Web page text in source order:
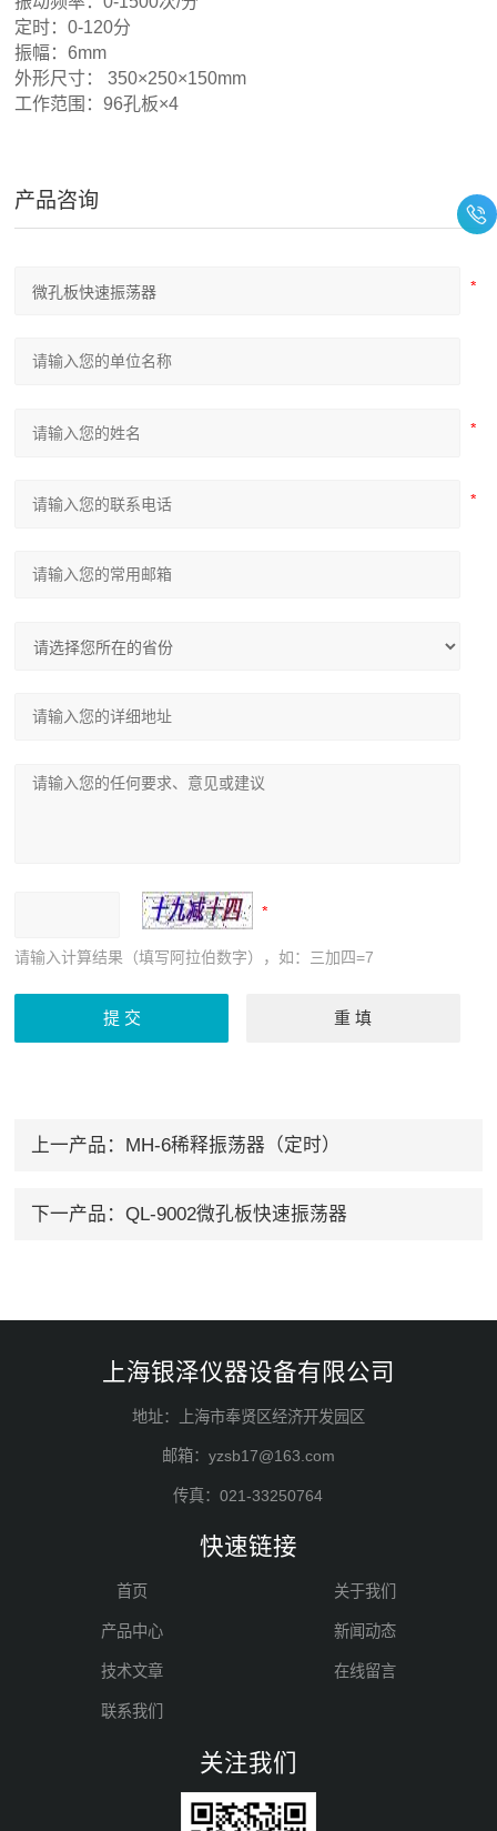
定时：0-120分
振幅：6mm
外形尺寸： 350×250×150mm
工作范围：96孔板×4
产品咨询
请输入计算结果（填写阿拉伯数字），如：三加四=7
上一产品： MH-6稀释振荡器（定时）
下一产品： QL-9002微孔板快速振荡器
上海银泽仪器设备有限公司
地址：上海市奉贤区经济开发园区
邮箱：yzsb17@163.com
传真：021-33250764
快速链接
首页 关于我们
产品中心 新闻动态
技术文章 在线留言
联系我们
关注我们